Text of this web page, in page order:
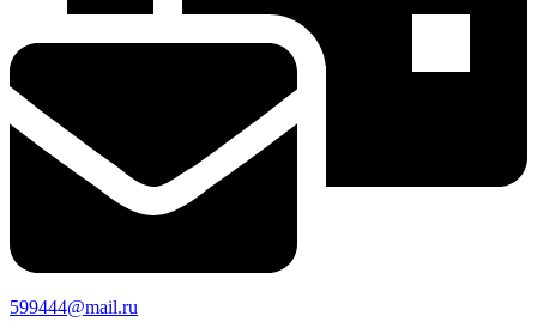
599444@mail.ru